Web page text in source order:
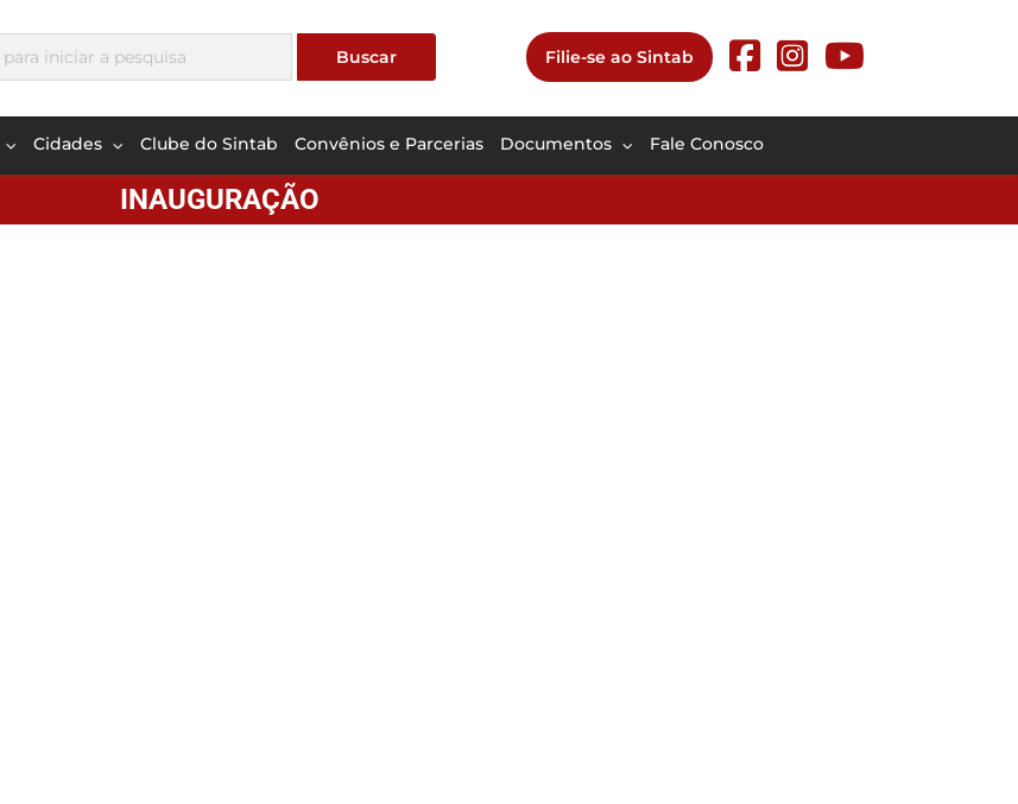
Filie-se ao Sintab
Cidades Clube do Sintab Convênios e Parcerias Documentos Fale Conosco
INAUGURAÇÃO